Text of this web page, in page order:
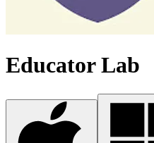
Educator Lab